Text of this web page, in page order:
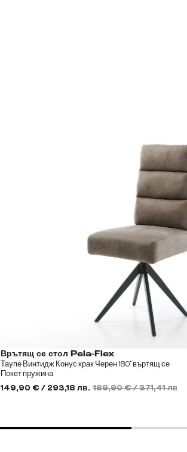
Врътящ се стол Pela-Flex
Таупе Винтидж Конус крак Черен 180° въртящ се
Покет пружина
149,90 € / 293,18 лв. 189,90 € / 371,41 лв.